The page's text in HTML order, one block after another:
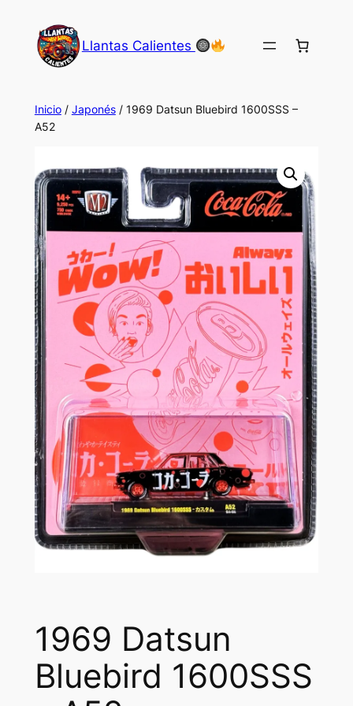
contenido
Llantas Calientes
Inicio/ Japonés/ 1969 Datsun Bluebird 1600SSS –
A52
1969 Datsun
Bluebird 1600SSS